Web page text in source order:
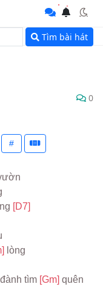
Tìm bài hát
0
#
[D7]
lòng
đành tìm [Gm]